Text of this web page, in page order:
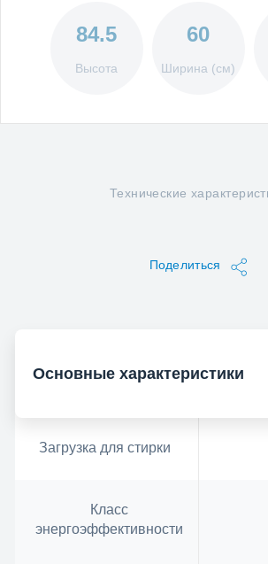
84.5
Высота
60
Ширина (см)
Технические
Поделиться
Основные характеристики
Загрузка для стирки
Класс
энергоэффективности